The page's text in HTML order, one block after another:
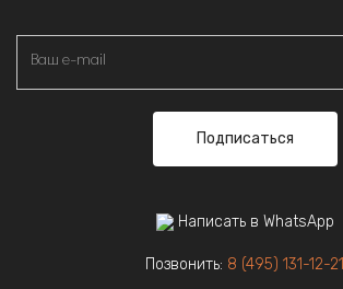
Подписаться
Написать в WhatsApp
Позвонить: 8 (495) 131-12-21